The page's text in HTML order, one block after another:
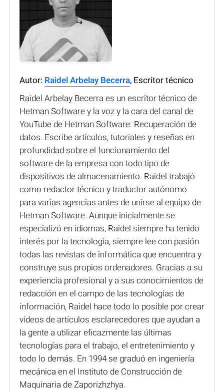
Autor: Raidel Arbelay Becerra, Escritor técnico
Raidel Arbelay Becerra es un escritor técnico de
Hetman Software y la voz y la cara del canal de
YouTube de Hetman Software: Recuperación de
datos. Escribe artículos, tutoriales y reseñas en
profundidad sobre el funcionamiento del
software de la empresa con todo tipo de
dispositivos de almacenamiento. Raidel trabajó
como redactor técnico y traductor autónomo
para varias agencias antes de unirse al equipo de
Hetman Software. Aunque inicialmente se
especializó en idiomas, Raidel siempre ha tenido
interés por la tecnología, siempre lee con pasión
todas las revistas de informática que encuentra y
construye sus propios ordenadores. Gracias a su
experiencia profesional y a sus conocimientos de
redacción en el campo de las tecnologías de
información, Raidel hace todo lo posible por crear
vídeos de artículos esclarecedores que ayudan a
la gente a utilizar eficazmente las últimas
tecnologías para el trabajo, el entretenimiento y
todo lo demás. En 1994 se graduó en ingeniería
mecánica en el Instituto de Construcción de
Maquinaria de Zaporizhzhya.